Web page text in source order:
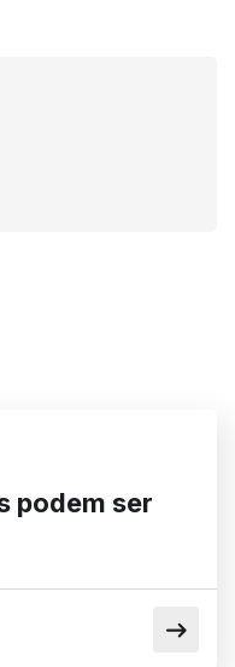
podem ser